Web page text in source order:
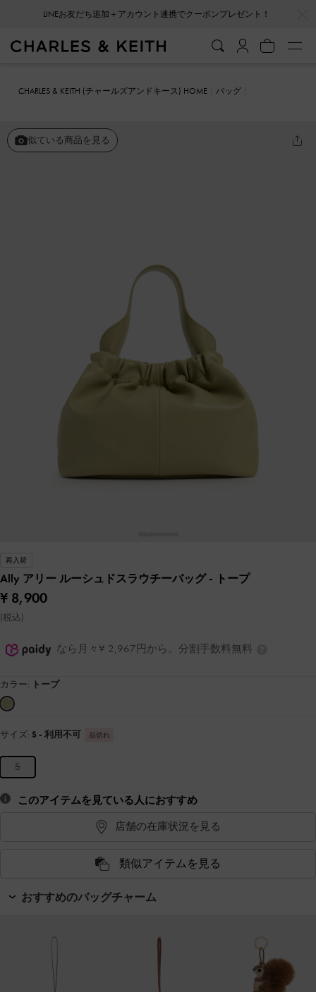
LINEお友だち追加＋アカウント連携でクーポンプレゼント！
CHARLES & KEITH (チャールズアンドキース) HOME
バッグ
似ている商品を見る
再入荷
Ally アリー ルーシュドスラウチーバッグ- トープ
¥ 8,900
(税込)
なら月々¥ 2,967円から。分割手数料無料
カラー: トープ
サイズ: S - 利用不可 品切れ
S
このアイテムを見ている人におすすめ
店舗の在庫状況を見る
類似アイテムを見る
おすすめのバッグチャーム